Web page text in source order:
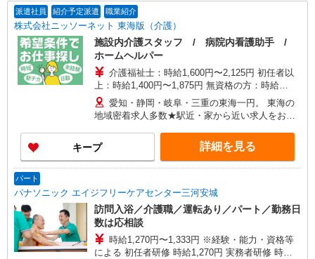
派遣社員 紹介予定派遣 職業紹介
株式会社ニッソーネット 東海版（介護）
施設内介護スタッフ / 病院内看護助手 /
ホームヘルパー
介護福祉士：時給1,600円〜2,125円 初任者以
上：時給1,400円〜1,875円 無資格の方：時給
1,300円〜1,750円 ※給与幅は勤務先による +交通
費、諸手当（勤務先による） +0円で介護資格が取
れる （別途規定） ★給与日払い制度あり！
愛知・静岡・岐阜・三重の東海一円。 東海の
地域密着求人多数★駅近・家から近い求人をお探
キープ 詳細を見る
パート
パナソニック エイジフリーケアセンター三河安城
訪問入浴／介護職／運転あり／パート／勤務日
数は応相談
時給1,270円〜1,333円 ※経験・能力・資格等
による 初任者研修 時給1,270円 実務者研修 時給